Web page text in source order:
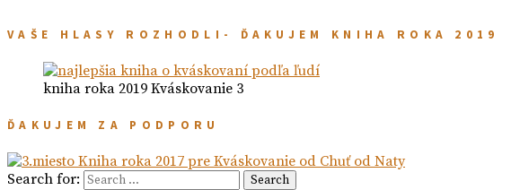
VAŠE HLASY ROZHODLI- ĎAKUJEM KNIHA ROKA 2019
kniha roka 2019 Kváskovanie 3
ĎAKUJEM ZA PODPORU
Search for: Search